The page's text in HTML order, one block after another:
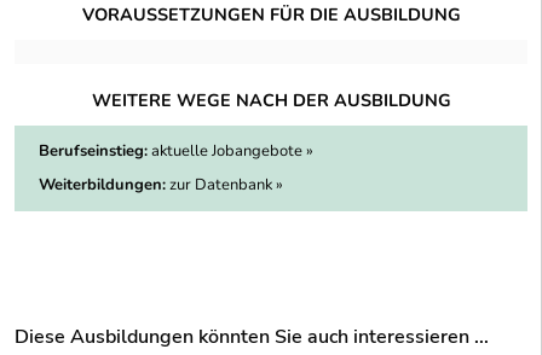
VORAUSSETZUNGEN FÜR DIE AUSBILDUNG
WEITERE WEGE NACH DER AUSBILDUNG
Berufseinstieg:aktuelle Jobangebote »
Weiterbildungen:zur Datenbank »
Diese Ausbildungen könnten Sie auch interessieren ...